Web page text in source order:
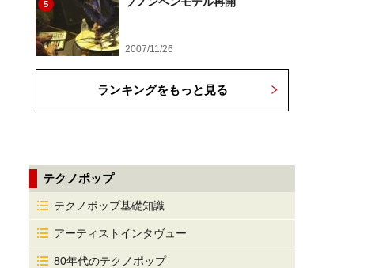
5
2007/11/26
ランキングをもっと見る
テクノポップ
テクノポップ基礎知識
アーティストインタヴュー
80年代のテクノポップ